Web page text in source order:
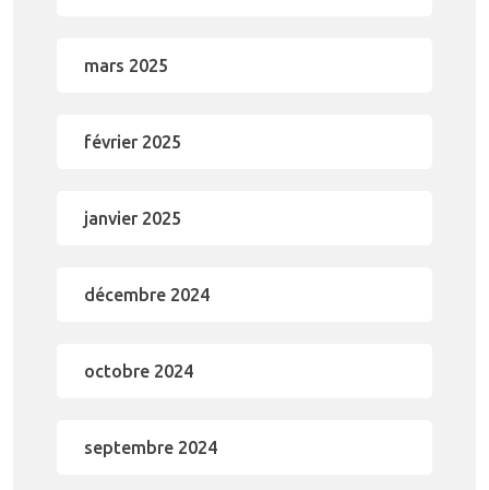
mars 2025
février 2025
janvier 2025
décembre 2024
octobre 2024
septembre 2024